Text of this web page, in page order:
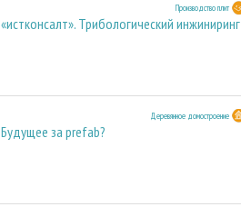
Производство плит
«истконсалт». Трибологический инжиниринг
Деревянное домостроение
Будущее за prefab?